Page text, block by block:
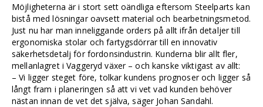
Möjligheterna är i stort sett oändliga eftersom Steelparts kan
bistå med lösningar oavsett material och bearbetningsmetod.
Just nu har man inneliggande orders på allt ifrån detaljer till
ergonomiska stolar och fartygsdörrar till en innovativ
säkerhetsdetalj för fordonsindustrin. Kunderna blir allt fler,
mellanlagret i Vaggeryd växer – och kanske viktigast av allt:
– Vi ligger steget före, tolkar kundens prognoser och ligger så
långt fram i planeringen så att vi vet vad kunden behöver
nästan innan de vet det själva, säger Johan Sandahl.